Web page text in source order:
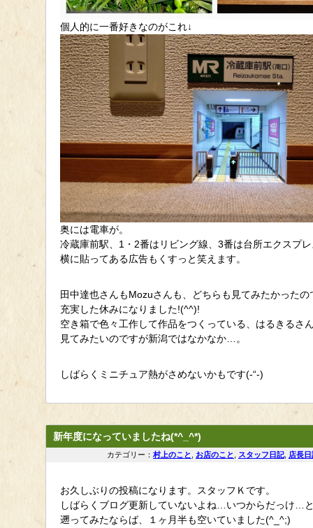
個人的に一番好きなのがこれ↓
奥には電車が。
冷蔵庫前駅、1・2番はリビング線、3番は台所エクスプ
横に貼ってある広告もくすっと笑えます。
田中達也さんもMozuさんも、どちらも見てみたかったの
充実した休みになりました!(^^)!
空き箱で色々工作して作品をつくっている、はるきるさ
見てみたいのですが新潟ではなかなか…。
しばらくミニチュア熱がさめないかもです(-“-)
新年度になっていましたね(*^_^*)
カテゴリー： 村上のこと お店のこと スタッフ日記, 店長日
お久しぶりの投稿になります。スタッフＫです。
しばらくブログ更新していないよね…いつからだっけ…
遡ってみたならば、１ヶ月半も空いていました(^_^;)